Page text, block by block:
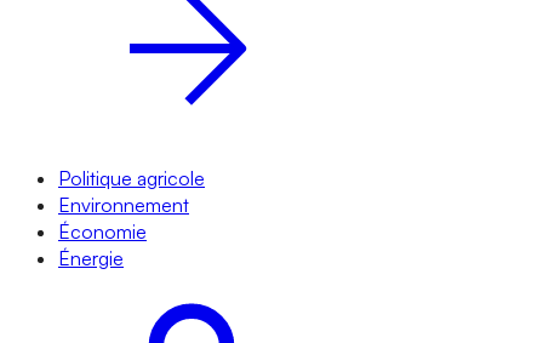
Politique agricole
Environnement
Économie
Énergie